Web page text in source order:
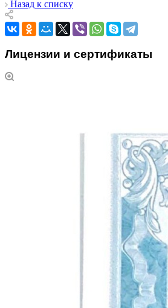
Назад к списку
Лицензии и сертификаты